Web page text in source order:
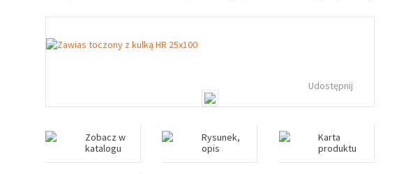
Udostępnij
Zobacz w
katalogu
Rysunek,
opis
Karta
produktu